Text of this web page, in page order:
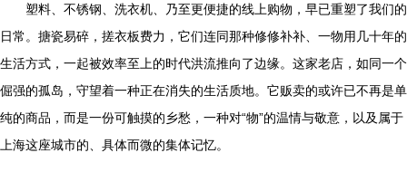
塑料、不锈钢、洗衣机、乃至更便捷的线上购物，早已重塑了我们的
日常。搪瓷易碎，搓衣板费力，它们连同那种修修补补、一物用几十年的
生活方式，一起被效率至上的时代洪流推向了边缘。这家老店，如同一个
倔强的孤岛，守望着一种正在消失的生活质地。它贩卖的或许已不再是单
纯的商品，而是一份可触摸的乡愁，一种对“物”的温情与敬意，以及属于
上海这座城市的、具体而微的集体记忆。